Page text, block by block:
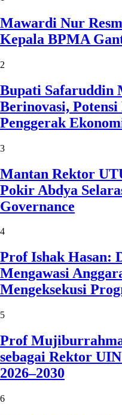
Mawardi Nur
Kepala BPMA
2
Bupati Safaruddin
Berinovasi,
Penggerak
3
Mantan Rektor
Pokir Abdya
Governance
4
Prof Ishak Hasan:
Mengawasi
Mengeksekusi
5
Prof
sebagai Rektor
2026–2030
6